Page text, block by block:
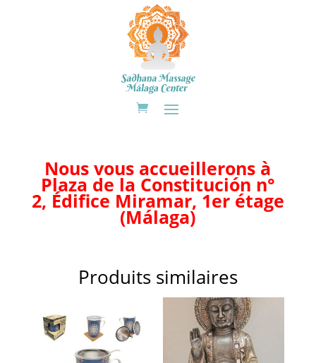
Nous vous accueillerons à
Plaza de la Constitución n°
2, Édifice Miramar, 1er étage
(Málaga)
Produits similaires